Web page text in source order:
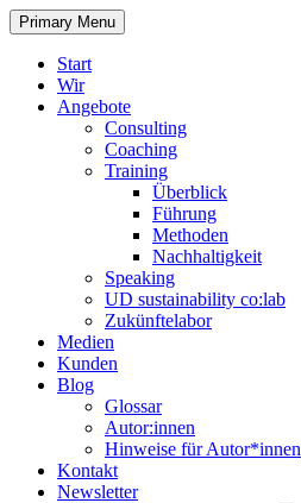
Primary Menu
Start
Wir
Angebote
Consulting
Coaching
Training
Überblick
Führung
Methoden
Nachhaltigkeit
Speaking
UD sustainability co:lab
Zukünftelabor
Medien
Kunden
Blog
Glossar
Autor:innen
Hinweise für Autor*innen
Kontakt
Newsletter